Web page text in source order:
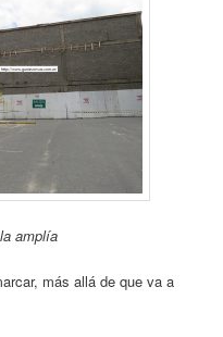
amplía
más allá de que va a